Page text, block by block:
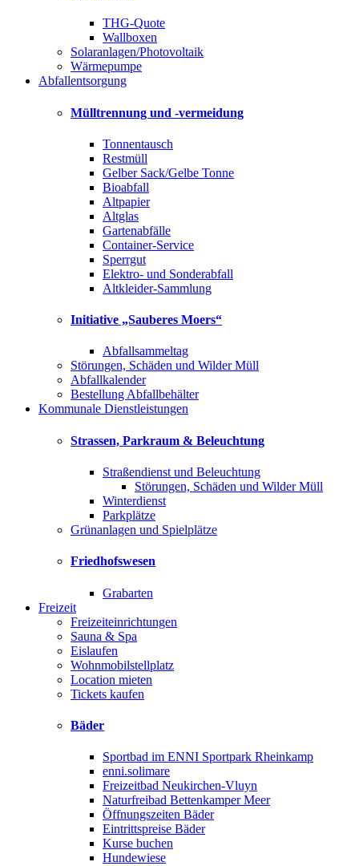
THG-Quote
Wallboxen
Solaranlagen/Photovoltaik
Wärmepumpe
Abfallentsorgung
Mülltrennung und -vermeidung
Tonnentausch
Restmüll
Gelber Sack/Gelbe Tonne
Bioabfall
Altpapier
Altglas
Gartenabfälle
Container-Service
Sperrgut
Elektro- und Sonderabfall
Altkleider-Sammlung
Initiative „Sauberes Moers“
Abfallsammeltag
Störungen, Schäden und Wilder Müll
Abfallkalender
Bestellung Abfallbehälter
Kommunale Dienstleistungen
Strassen, Parkraum & Beleuchtung
Straßendienst und Beleuchtung
Störungen, Schäden und Wilder Müll
Winterdienst
Parkplätze
Grünanlagen und Spielplätze
Friedhofswesen
Grabarten
Freizeit
Freizeiteinrichtungen
Sauna & Spa
Eislaufen
Wohnmobilstellplatz
Location mieten
Tickets kaufen
Bäder
Sportbad im ENNI Sportpark Rheinkamp
enni.solimare
Freizeitbad Neukirchen-Vluyn
Naturfreibad Bettenkamper Meer
Öffnungszeiten Bäder
Eintrittspreise Bäder
Kurse buchen
Hundewiese